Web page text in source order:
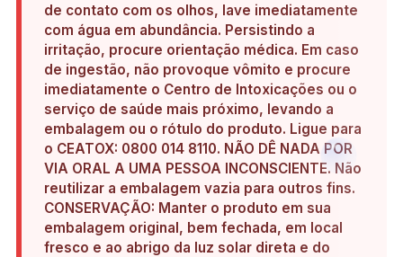
de contato com os olhos, lave imediatamente
com água em abundância. Persistindo a
irritação, procure orientação médica. Em caso
de ingestão, não provoque vômito e procure
imediatamente o Centro de Intoxicações ou o
serviço de saúde mais próximo, levando a
embalagem ou o rótulo do produto. Ligue para
o CEATOX: 0800 014 8110. NÃO DÊ NADA POR
VIA ORAL A UMA PESSOA INCONSCIENTE. Não
reutilizar a embalagem vazia para outros fins.
CONSERVAÇÃO: Manter o produto em sua
embalagem original, bem fechada, em local
fresco e ao abrigo da luz solar direta e do